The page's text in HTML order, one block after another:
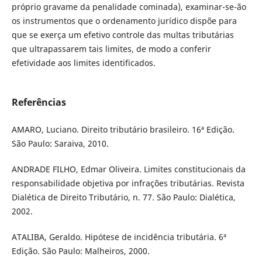
próprio gravame da penalidade cominada), examinar-se-ão
os instrumentos que o ordenamento jurí­dico dispõe para
que se exerça um efetivo controle das multas tributárias
que ultrapassarem tais limites, de modo a conferir
efetividade aos limites identificados.
Referências
AMARO, Luciano. Direito tributário brasileiro. 16ª Edição.
São Paulo: Saraiva, 2010.
ANDRADE FILHO, Edmar Oliveira. Limites constitucionais da
responsabilidade objetiva por infrações tributárias. Revista
Dialética de Direito Tributário, n. 77. São Paulo: Dialética,
2002.
ATALIBA, Geraldo. Hipótese de incidência tributária. 6ª
Edição. São Paulo: Malheiros, 2000.